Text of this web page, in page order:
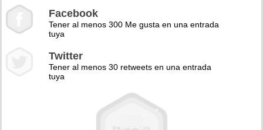
Facebook
Tener al menos 300 Me gusta en una entrada
tuya
Twitter
Tener al menos 30 retweets en una entrada
tuya